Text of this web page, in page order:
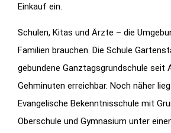
Einkauf ein.
Schulen, Kitas und Ärzte – die
Familien brauchen. Die Schule
gebundene Ganztagsgrundschule seit
Gehminuten erreichbar. Noch näher
Evangelische Bekenntnisschule mit
Oberschule und Gymnasium unter